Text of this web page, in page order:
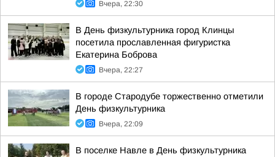
Вчера, 22:30
В День физкультурника город Клинцы
посетила прославленная фигуристка
Екатерина Боброва
Вчера, 22:27
В городе Стародубе торжественно отметили
День физкультурника
Вчера, 22:09
В поселке Навле в День физкультурника